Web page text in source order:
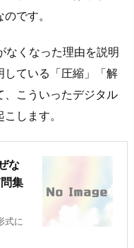
です。
なくなった理由を説明
している「圧縮」「解
、こういったデジタル
します。
な
集
式に